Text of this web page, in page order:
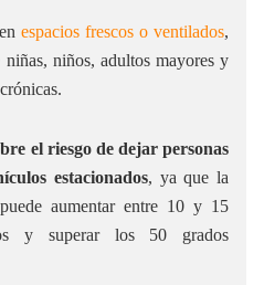
espacios frescos o ventilados,
niñas, niños, adultos mayores y
el riesgo de dejar personas
estacionados, ya que la
aumentar entre 10 y 15
y superar los 50 grados